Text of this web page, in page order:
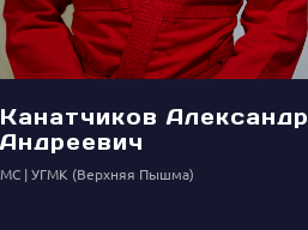
Канатчиков Александр
Андреевич
МС УГМК (Верхняя Пышма)